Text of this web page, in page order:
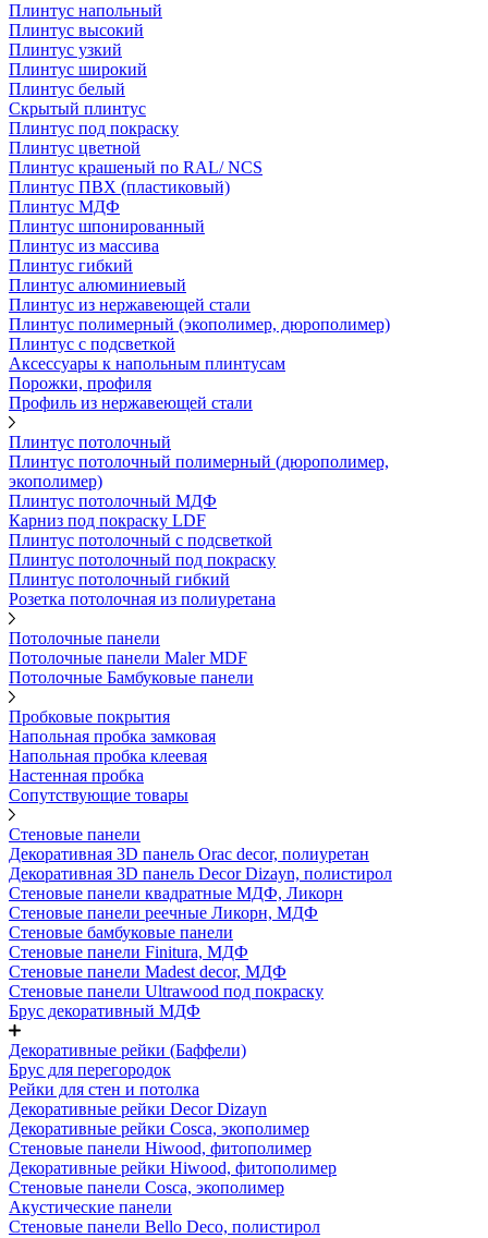
Плинтус напольный
Плинтус высокий
Плинтус узкий
Плинтус широкий
Плинтус белый
Скрытый плинтус
Плинтус под покраску
Плинтус цветной
Плинтус крашеный по RAL/ NCS
Плинтус ПВХ (пластиковый)
Плинтус МДФ
Плинтус шпонированный
Плинтус из массива
Плинтус гибкий
Плинтус алюминиевый
Плинтус из нержавеющей стали
Плинтус полимерный (экополимер, дюрополимер)
Плинтус с подсветкой
Аксессуары к напольным плинтусам
Порожки, профиля
Профиль из нержавеющей стали
Плинтус потолочный
Плинтус потолочный полимерный (дюрополимер,
экополимер)
Плинтус потолочный МДФ
Карниз под покраску LDF
Плинтус потолочный с подсветкой
Плинтус потолочный под покраску
Плинтус потолочный гибкий
Розетка потолочная из полиуретана
Потолочные панели
Потолочные панели Maler MDF
Потолочные Бамбуковые панели
Пробковые покрытия
Напольная пробка замковая
Напольная пробка клеевая
Настенная пробка
Сопутствующие товары
Стеновые панели
Декоративная 3D панель Orac decor, полиуретан
Декоративная 3D панель Decor Dizayn, полистирол
Стеновые панели квадратные МДФ, Ликорн
Стеновые панели реечные Ликорн, МДФ
Стеновые бамбуковые панели
Стеновые панели Finitura, МДФ
Стеновые панели Madest decor, МДФ
Стеновые панели Ultrawood под покраску
Брус декоративный МДФ
Декоративные рейки (Баффели)
Брус для перегородок
Рейки для стен и потолка
Декоративные рейки Decor Dizayn
Декоративные рейки Cosca, экополимер
Стеновые панели Hiwood, фитополимер
Декоративные рейки Hiwood, фитополимер
Стеновые панели Cosca, экополимер
Акустические панели
Стеновые панели Bello Deco, полистирол